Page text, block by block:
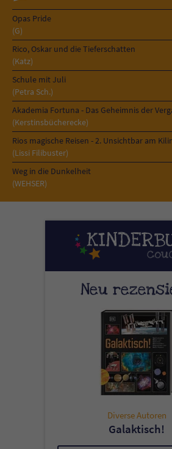
Opas Pride
(G)
Rico, Oskar und die Tieferschatten
(Katz)
Schule mit Juli
(Petra Sch.)
Akademia Fortuna - Das Geheimnis der
(Kerstinsbücherecke)
Rios magische Reisen - 2. Unsichtbar am
(Lissi Filibuster)
Weg in die Dunkelheit
(WEHSER)
Neu
Diverse Autoren
Galaktisch!